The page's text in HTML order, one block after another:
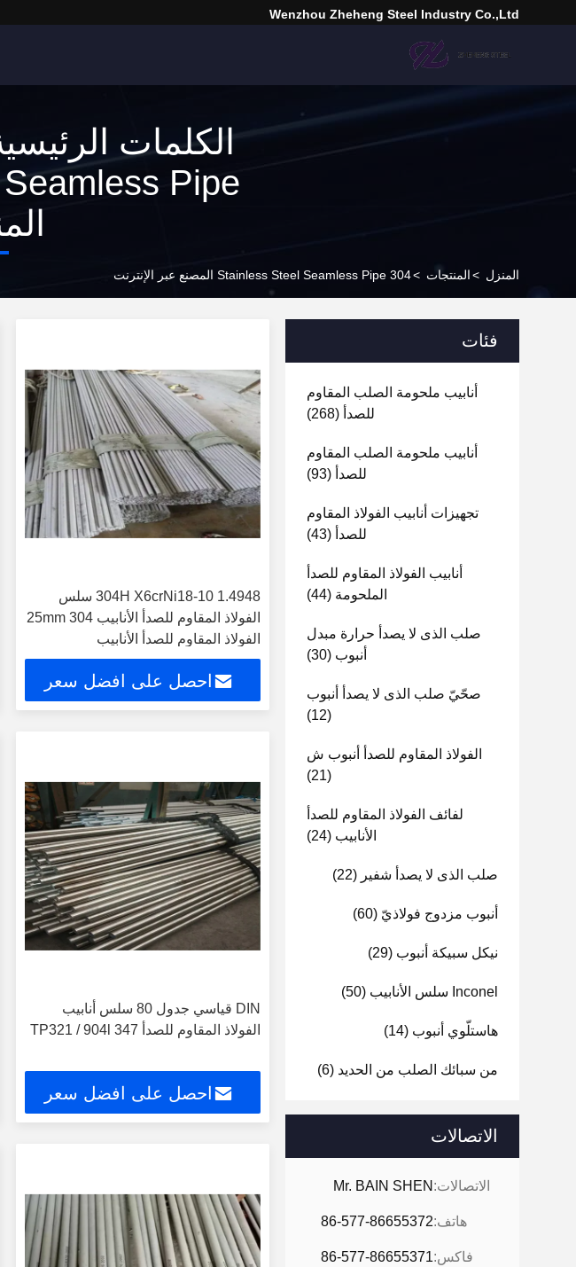
Wenzhou Zheheng Steel Industry Co.,Ltd
المنزل >المنتجات >304 Stainless Steel Seamless Pipe المصنع عبر الإنترنت
فئات
أنابيب ملحومة الصلب المقاوم
للصدأ (268)
أنابيب ملحومة الصلب المقاوم
للصدأ (93)
تجهيزات أنابيب الفولاذ المقاوم
للصدأ (43)
أنابيب الفولاذ المقاوم للصدأ
الملحومة (44)
صلب الذى لا يصدأ حرارة مبدل
أنبوب (30)
صحّيّ صلب الذى لا يصدأ أنبوب
(12)
الفولاذ المقاوم للصدأ أنبوب ش
(21)
لفائف الفولاذ المقاوم للصدأ
الأنابيب (24)
صلب الذى لا يصدأ شفير (22)
أنبوب مزدوج فولاذيّ (60)
نيكل سبيكة أنبوب (29)
Inconel سلس الأنابيب (50)
هاستلّوي أنبوب (14)
من سبائك الصلب من الحديد (6)
الاتصالات
الاتصالات: Mr. BAIN SHEN
هاتف:86-577-86655372
فاكس:86-577-86655371
304H X6crNi18-10 1.4948 سلس
الفولاذ المقاوم للصدأ الأنابيب 25mm 304
الفولاذ المقاوم للصدأ الأنابيب
احصل على افضل سعر
DIN قياسي جدول 80 سلس أنابيب
الفولاذ المقاوم للصدأ TP321 / 904l 347
احصل على افضل سعر